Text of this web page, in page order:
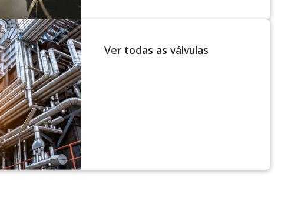
Ver todas as válvulas